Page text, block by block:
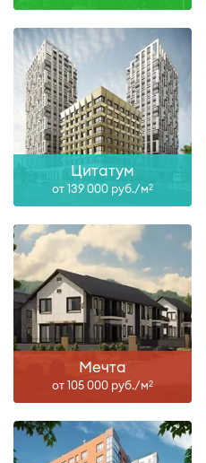
Цитатум
от 139 000 руб./м2
Мечта
от 105 000 руб./м2